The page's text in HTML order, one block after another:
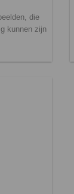
die
kunnen zijn